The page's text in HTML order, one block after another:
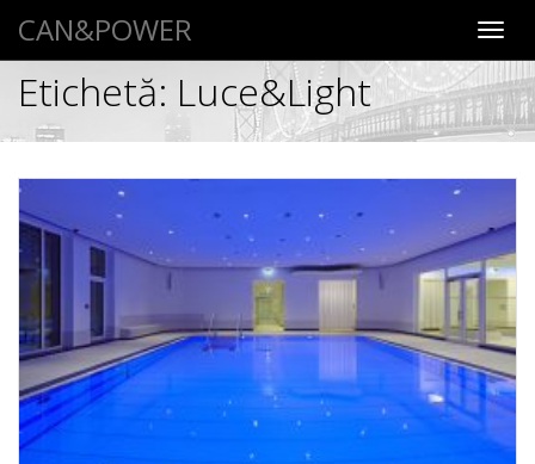
CAN&POWER
Etichetă: Luce&Light